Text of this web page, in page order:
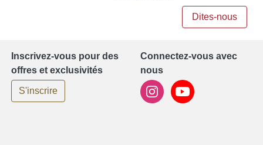
Dites-nous
Inscrivez-vous pour des
offres et exclusivités
S'inscrire
Connectez-vous avec
nous